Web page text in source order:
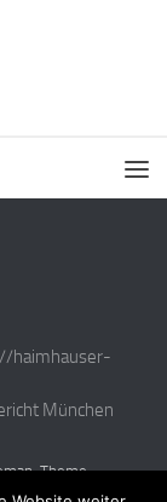
haimhauser-
München
Theme